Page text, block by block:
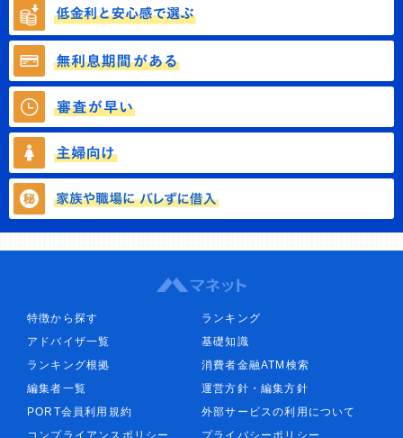
特徴から探す
ランキング
アドバイザ一覧
基礎知識
ランキング根拠
消費者金融ATM検索
編集者一覧
運営方針・編集方針
PORT会員利用規約
外部サービスの利用について
コンプライアンスポリシー
プライバシーポリシー